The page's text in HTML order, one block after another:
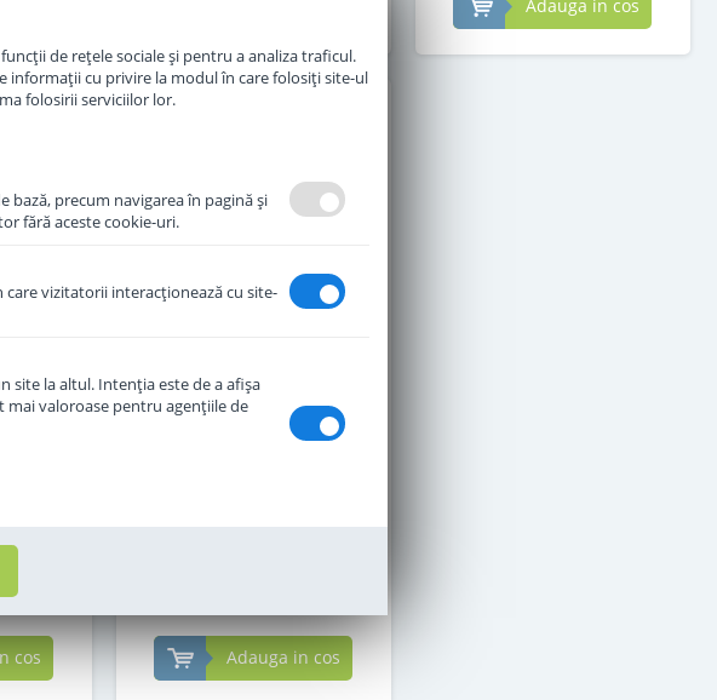
Adauga in cos
praf
cos
Formula de lapte praf
Topfer Kinder Bio de la 1 an
Adauga in cos
de rețele sociale și pentru a analiza traficul.
informații cu privire la modul în care folosiți site-ul
folosirii serviciilor lor.
bază, precum navigarea în pagină şi
fără aceste cookie-uri.
vizitatorii interacţionează cu site-
site la altul. Intenţia este de a afişa
valoroase pentru agenţiile de